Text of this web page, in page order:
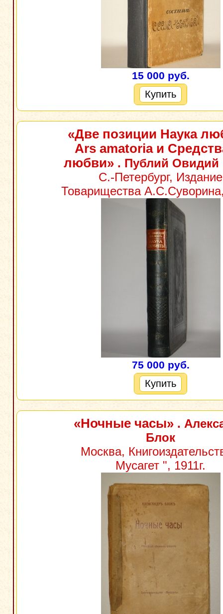
15 000 руб.
Купить
«Две позиции Наука
Ars amatoria и
любви». Публий Овидий
С.-Петербург, Издание
Товарищества
75 000 руб.
Купить
«Ночные часы».
Блок
Москва,
Мусагет ", 1911г.